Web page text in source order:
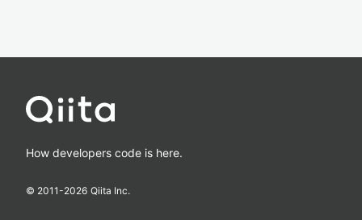
How developers code is here.
© 2011-2026 Qiita Inc.